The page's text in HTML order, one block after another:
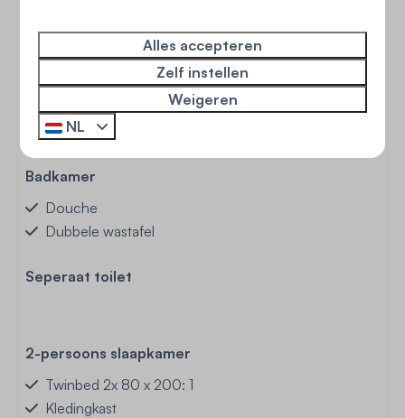
Inductie kookplaat: 4-pits
Filter koffieapparaat
Senseo (pads)
Elektrische waterkoker
Broodrooster
Badkamer
Douche
Dubbele wastafel
Seperaat toilet
2-persoons slaapkamer
Twinbed 2x 80 x 200: 1
Kledingkast
Alles accepteren
Zelf instellen
Weigeren
NL